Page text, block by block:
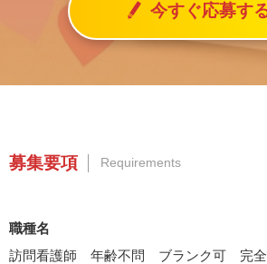
今すぐ応募す
募集要項 Requirements
職種名
訪問看護師 年齢不問 ブランク可 完全